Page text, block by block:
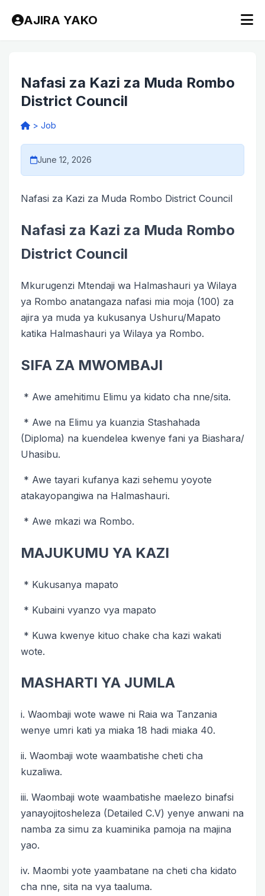
AJIRA YAKO
Nafasi za Kazi za Muda Rombo
District Council
> Job
June 12, 2026
Nafasi za Kazi za Muda Rombo District Council
Nafasi za Kazi za Muda Rombo
District Council
Mkurugenzi Mtendaji wa Halmashauri ya Wilaya
ya Rombo anatangaza nafasi mia moja (100) za
ajira ya muda ya kukusanya Ushuru/Mapato
katika Halmashauri ya Wilaya ya Rombo.
SIFA ZA MWOMBAJI
* Awe amehitimu Elimu ya kidato cha nne/sita.
* Awe na Elimu ya kuanzia Stashahada
(Diploma) na kuendelea kwenye fani ya Biashara/
Uhasibu.
* Awe tayari kufanya kazi sehemu yoyote
atakayopangiwa na Halmashauri.
* Awe mkazi wa Rombo.
MAJUKUMU YA KAZI
* Kukusanya mapato
* Kubaini vyanzo vya mapato
* Kuwa kwenye kituo chake cha kazi wakati
wote.
MASHARTI YA JUMLA
i. Waombaji wote wawe ni Raia wa Tanzania
wenye umri kati ya miaka 18 hadi miaka 40.
ii. Waombaji wote waambatishe cheti cha
kuzaliwa.
iii. Waombaji wote waambatishe maelezo binafsi
yanayojitosheleza (Detailed C.V) yenye anwani na
namba za simu za kuaminika pamoja na majina
yao.
iv. Maombi yote yaambatane na cheti cha kidato
cha nne, sita na vya taaluma.